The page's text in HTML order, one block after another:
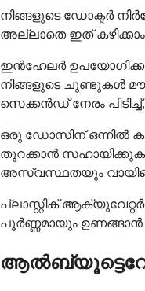
നിങ്ങളുടെ ഡോക്ടർ
അല്ലാതെ ഇത്
ഇൻഹേലർ
നിങ്ങളുടെ ചുണ്ടുകൾ
സെക്കൻഡ് നേരം
ഒരു ഡോസിന് ഒന്നിൽ
തുറക്കാൻ
അസ്വസ്ഥതയും
പ്ലാസ്റ്റിക്
പൂർണ്ണമായും ഉണങ്ങാൻ